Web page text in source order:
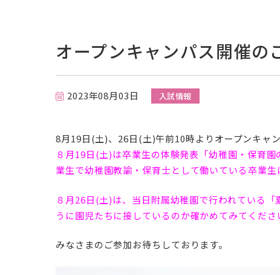
特待生制度と減免制度
について
受験料
併願制度
オープンキャンパス開催
2023年08月03日 入試情報
8月19日(土)、26日(土)午前10時よりオープンキャン
８月19日(土)は卒業生の体験発表「幼稚園・保育
業生で幼稚園教諭・保育士として働いている卒業生
８月26日(土)は、当日附属幼稚園で行われている
うに園児たちに接しているのか確かめてみてくださ
みなさまのご参加お待ちしております。